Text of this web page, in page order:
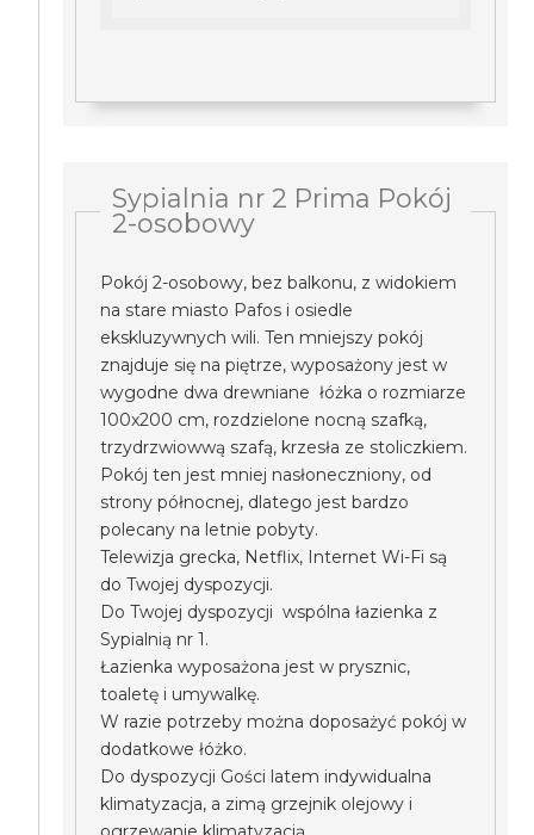
Sypialnia nr 2 Prima Pokój
2-osobowy
Pokój 2-osobowy, bez balkonu, z widokiem
na stare miasto Pafos i osiedle
ekskluzywnych wili. Ten mniejszy pokój
znajduje się na piętrze, wyposażony jest w
wygodne dwa drewniane łóżka o rozmiarze
100x200 cm, rozdzielone nocną szafką,
trzydrzwiowwą szafą, krzesła ze stoliczkiem.
Pokój ten jest mniej nasłoneczniony, od
strony północnej, dlatego jest bardzo
polecany na letnie pobyty.
Telewizja grecka, Netflix, Internet Wi-Fi są
do Twojej dyspozycji.
Do Twojej dyspozycji wspólna łazienka z
Sypialnią nr 1.
Łazienka wyposażona jest w prysznic,
toaletę i umywalkę.
W razie potrzeby można doposażyć pokój w
dodatkowe łóżko.
Do dyspozycji Gości latem indywidualna
klimatyzacja, a zimą grzejnik olejowy i